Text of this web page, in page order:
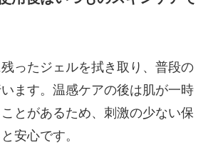
ったジェルを拭き取り、普段の
ます。温感ケアの後は肌が一時
とがあるため、刺激の少ない保
安心です。